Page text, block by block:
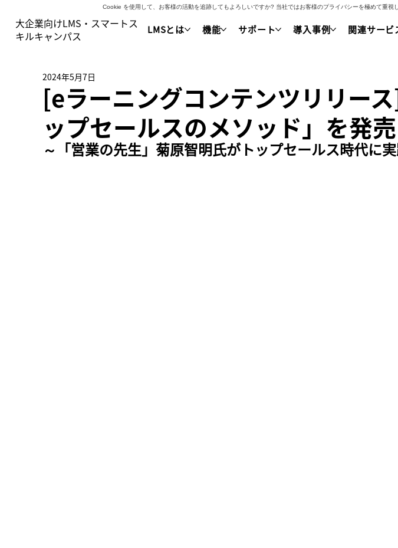
大企業向けLMS・スマートス
キルキャンパス
LMSとは 機能 サポート 導入事例 関連サービ
[eラーニングコンテンツリリー
ップセールスのメソッド」を発売
2024年5月7日
～「営業の先生」菊原智明氏がトップセールス時代に
Cookie を使用して、お客様の活動を追跡してもよろしいですか? 当社ではお客様のプライバシーを極めて重